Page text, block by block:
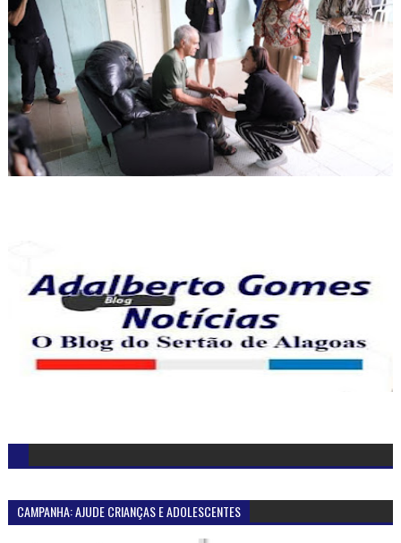
CAMPANHA: AJUDE CRIANÇAS E ADOLESCENTES